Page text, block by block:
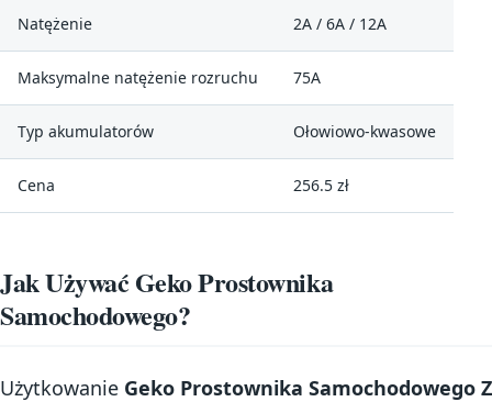
Natężenie 2A / 6A / 12A
Maksymalne natężenie rozruchu 75A
Typ akumulatorów Ołowiowo-kwasowe
Cena 256.5 zł
Jak Używać Geko Prostownika
Samochodowego?
Użytkowanie Geko Prostownika Samochodowego Z